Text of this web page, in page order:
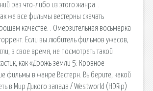
раз что-либо из этого жанра. .
же все фильмы вестерны скачать
качестве. . Омерзительная восьмерка
Если вы любитель фильмов ужасов,
в свое время, не посмотреть такой
как «Дрожь земли 5: Кровное
фильмы в жанре Вестерн. Выберите, какой
в Мир Дикого запада / Westworld (HDRip)